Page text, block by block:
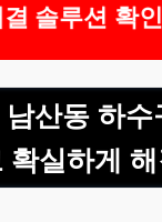
결 솔루션 확
산동 하수
확실하게